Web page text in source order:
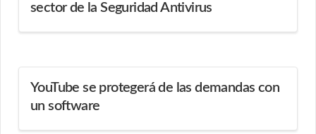
sector de la Seguridad Antivirus
YouTube se protegerá de las demandas con
un software